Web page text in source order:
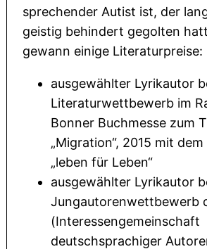
sprechender Autist ist, der
geistig behindert gegolten
gewann einige Literaturpreise:
ausgewählter Lyrikautor
Literaturwettbewerb im
Bonner Buchmesse zum
„Migration“, 2015 mit
„leben für Leben“
ausgewählter Lyrikautor
Jungautorenwettbewerb
(Interessengemeinschaft
deutschsprachiger